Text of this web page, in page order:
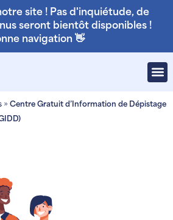
site ! Pas d'inquiétude, de
seront bientôt disponibles !
navigation 👋
» Centre Gratuit d’Information de Dépistage